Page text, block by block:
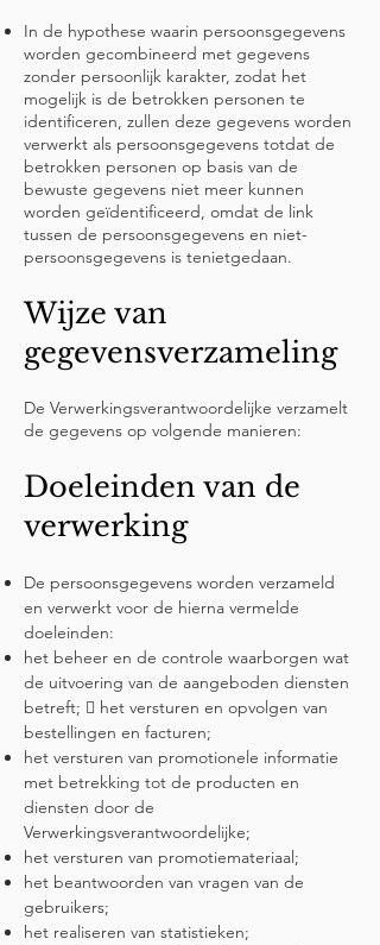
In de hypothese waarin persoonsgegevens
worden gecombineerd met gegevens
zonder persoonlijk karakter, zodat het
mogelijk is de betrokken personen te
identificeren, zullen deze gegevens worden
verwerkt als persoonsgegevens totdat de
betrokken personen op basis van de
bewuste gegevens niet meer kunnen
worden geïdentificeerd, omdat de link
tussen de persoonsgegevens en niet-
persoonsgegevens is tenietgedaan.
Wijze van
gegevensverzameling
De Verwerkingsverantwoordelijke verzamelt
de gegevens op volgende manieren:
Doeleinden van de
verwerking
De persoonsgegevens worden verzameld
en verwerkt voor de hierna vermelde
doeleinden:
het beheer en de controle waarborgen wat
de uitvoering van de aangeboden diensten
betreft;  het versturen en opvolgen van
bestellingen en facturen;
het versturen van promotionele informatie
met betrekking tot de producten en
diensten door de
Verwerkingsverantwoordelijke;
het versturen van promotiemateriaal;
het beantwoorden van vragen van de
gebruikers;
het realiseren van statistieken;